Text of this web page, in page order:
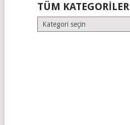
TÜM KATEGORILER
Tüm
Kategoriler